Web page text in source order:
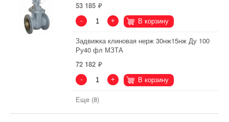
53 185
- + В корзину
Задвижка клиновая нерж 30нж15нж Ду 100
Ру40 фл МЗТА
72 182
- + В корзину
Еще (8)